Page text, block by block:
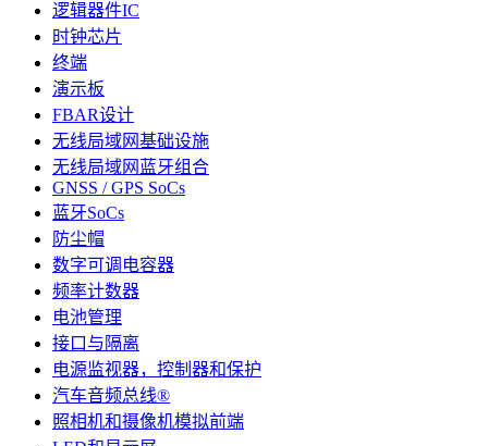
逻辑器件IC
时钟芯片
终端
演示板
FBAR设计
无线局域网基础设施
无线局域网蓝牙组合
GNSS / GPS SoCs
蓝牙SoCs
防尘帽
数字可调电容器
频率计数器
电池管理
接口与隔离
电源监视器，控制器和保护
汽车音频总线®
照相机和摄像机模拟前端